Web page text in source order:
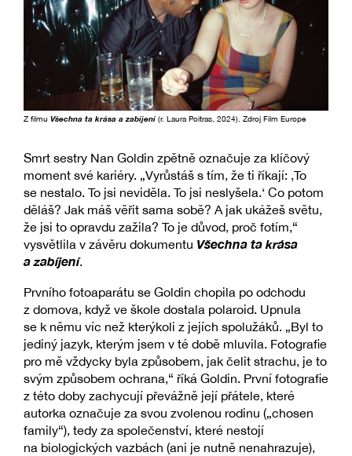
Z filmu Všechna ta krása a zabíjení(r. Laura Poitras, 2024). Zdroj Film Europe
Smrt sestry Nan Goldin zpětně označuje za klíčový
moment své kariéry. „Vyrůstáš s tím, že ti říkají: ‚To
se nestalo. To jsi neviděla. To jsi neslyšela.‘ Co potom
děláš? Jak máš věřit sama sobě? A jak ukážeš světu,
že jsi to opravdu zažila? To je důvod, proč fotím,“
vysvětlila v závěru dokumentu Všechna ta krása
a zabíjení.
Prvního fotoaparátu se Goldin chopila po odchodu
z domova, když ve škole dostala polaroid. Upnula
se k němu víc než kterýkoli z jejích spolužáků. „Byl to
jediný jazyk, kterým jsem v té době mluvila. Fotografie
pro mě vždycky byla způsobem, jak čelit strachu, je to
svým způsobem ochrana,“ říká Goldin. První fotografie
z této doby zachycují převážně její přátele, které
autorka označuje za svou zvolenou rodinu („chosen
family“), tedy za společenství, které nestojí
na biologických vazbách (ani je nutně nenahrazuje),